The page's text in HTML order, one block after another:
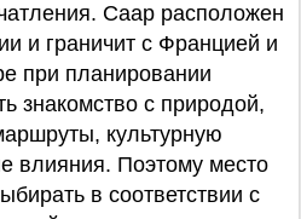
Саар расположен
и граничит с Францией и
при планировании
знакомство с природой,
культурную
влияния. Поэтому место
в соответствии с